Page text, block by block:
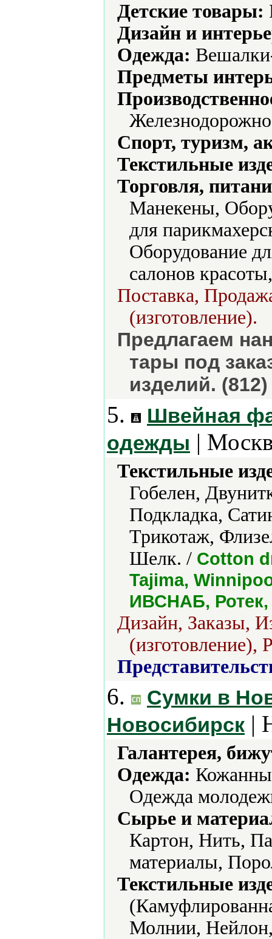
Детские товары:
Дизайн и
Одежда:
Предметы
Спорт, туризм,
Текстильные
Торговля,
Манекены,
для
Оборудование
салонов
Поставка,
(изготовление).
Предлагаем
тары под
изделий.
5.
Швейная
одежды |
Текстильные
Гобелен,
Подкладка,
Трикотаж,
Шелк. / Cotton
Tajima,
ИВСНАБ, Ротек,
Дизайн, Заказы,
(изготовление),
6.
Сумки в
Новосибирск |
Галантерея,
Одежда:
Одежда
Сырье и
Картон, Нить,
материалы,
Текстильные
Молнии,